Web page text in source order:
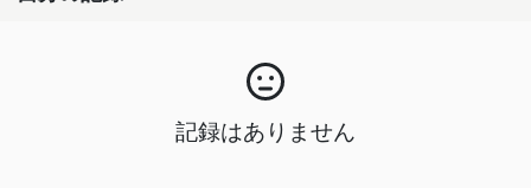
記録はありません